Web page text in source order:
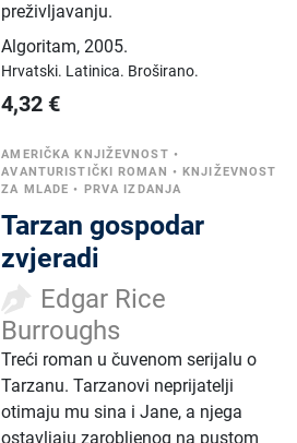
preživljavanju.
Algoritam,2005.
Hrvatski. Latinica. Broširano.
4,32 €
AMERIČKA KNJIŽEVNOST •
AVANTURISTIČKI ROMAN •KNJIŽEVNOST
ZA MLADE • PRVA IZDANJA
Tarzan gospodar
zvjeradi
Edgar Rice
Burroughs
Treći roman u čuvenom serijalu o
Tarzanu. Tarzanovi neprijatelji
otimaju mu sina i Jane, a njega
ostavljaju zarobljenog na pustom